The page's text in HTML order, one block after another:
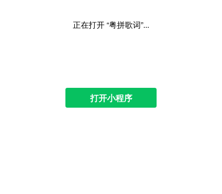
正在打开 “粤拼歌词”...
打开小程序